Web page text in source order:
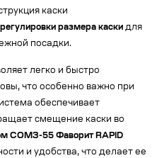
каски
регулировки размера каски для
посадки.
легко и быстро
что особенно важно при
обеспечивает
смещение каски во
СОМЗ-55 Фаворит RAPID
и удобства, что делает ее